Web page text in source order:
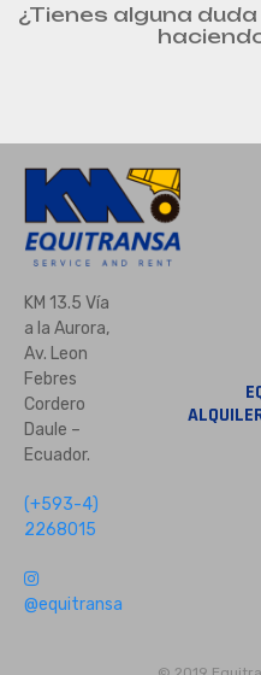
¿Tienes alguna
KM 13.5 Vía
a la Aurora,
Av. Leon
Febres
Cordero
Daule –
Ecuador.
(+593-4)
2268015
@equitransa